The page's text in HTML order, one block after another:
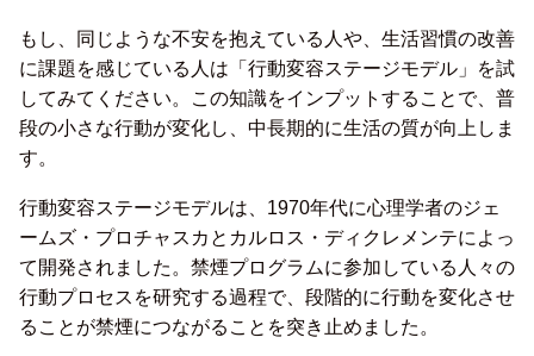
もし、同じような不安を抱えている人や、生活習慣の改善
に課題を感じている人は「行動変容ステージモデル」を試
してみてください。この知識をインプットすることで、普
段の小さな行動が変化し、中長期的に生活の質が向上しま
す。
行動変容ステージモデルは、1970年代に心理学者のジェ
ームズ・プロチャスカとカルロス・ディクレメンテによっ
て開発されました。禁煙プログラムに参加している人々の
行動プロセスを研究する過程で、段階的に行動を変化させ
ることが禁煙につながることを突き止めました。